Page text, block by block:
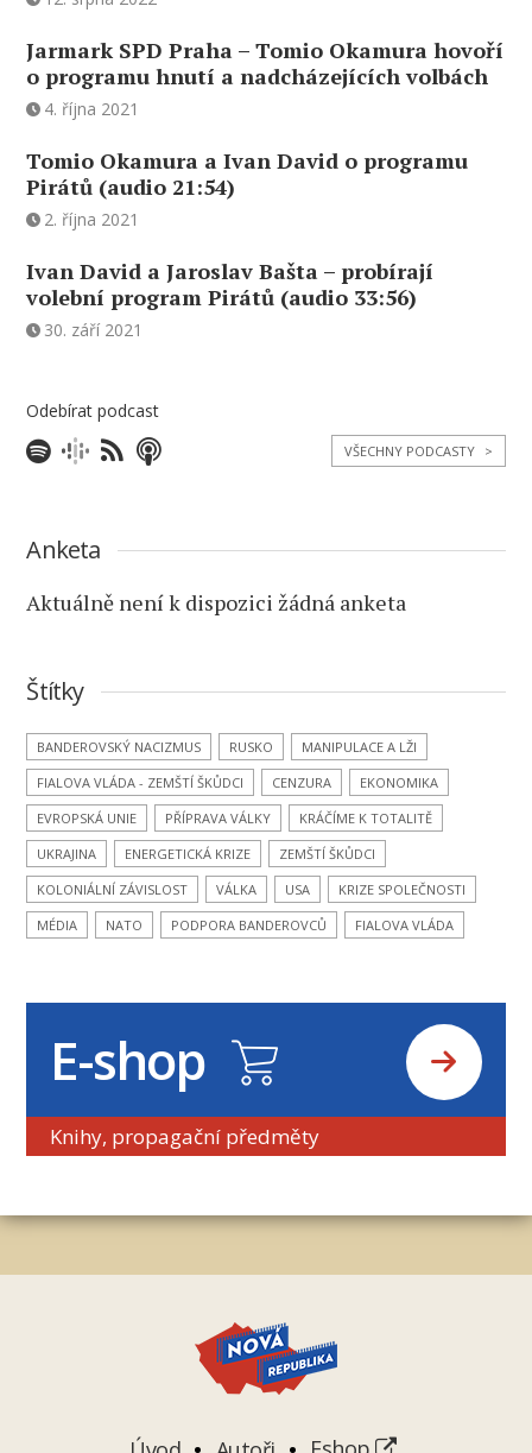
Jarmark SPD Praha – Tomio Okamura hovoří
o programu hnutí a nadcházejících volbách
4. října 2021
Tomio Okamura a Ivan David o programu
Pirátů (audio 21:54)
2. října 2021
Ivan David a Jaroslav Bašta – probírají
volební program Pirátů (audio 33:56)
30. září 2021
Odebírat podcast
VŠECHNY PODCASTY >
Anketa
Aktuálně není k dispozici žádná anketa
Štítky
BANDEROVSKÝ NACIZMUS RUSKO
MANIPULACE A LŽI
FIALOVA VLÁDA - ZEMŠTÍ ŠKŮDCI
CENZURA
EKONOMIKA
EVROPSKÁ UNIE
PŘÍPRAVA VÁLKY
KRÁČÍME K TOTALITĚ
UKRAJINA
ENERGETICKÁ KRIZE
ZEMŠTÍ ŠKŮDCI
KOLONIÁLNÍ ZÁVISLOST
VÁLKA USA
KRIZE SPOLEČNOSTI
MÉDIA
NATO PODPORA BANDEROVCŮ FIALOVA VLÁDA
E-shop
Knihy, propagační předměty